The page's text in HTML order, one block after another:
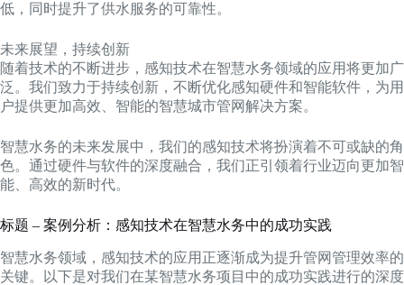
低，同时提升了供水服务的可靠性。
未来展望，持续创新
随着技术的不断进步，感知技术在智慧水务领域的应用将更加广
泛。我们致力于持续创新，不断优化感知硬件和智能软件，为用
户提供更加高效、智能的智慧城市管网解决方案。
智慧水务的未来发展中，我们的感知技术将扮演着不可或缺的角
色。通过硬件与软件的深度融合，我们正引领着行业迈向更加智
能、高效的新时代。
标题 – 案例分析：感知技术在智慧水务中的成功实践
智慧水务领域，感知技术的应用正逐渐成为提升管网管理效率的
关键。以下是对我们在某智慧水务项目中的成功实践进行的深度